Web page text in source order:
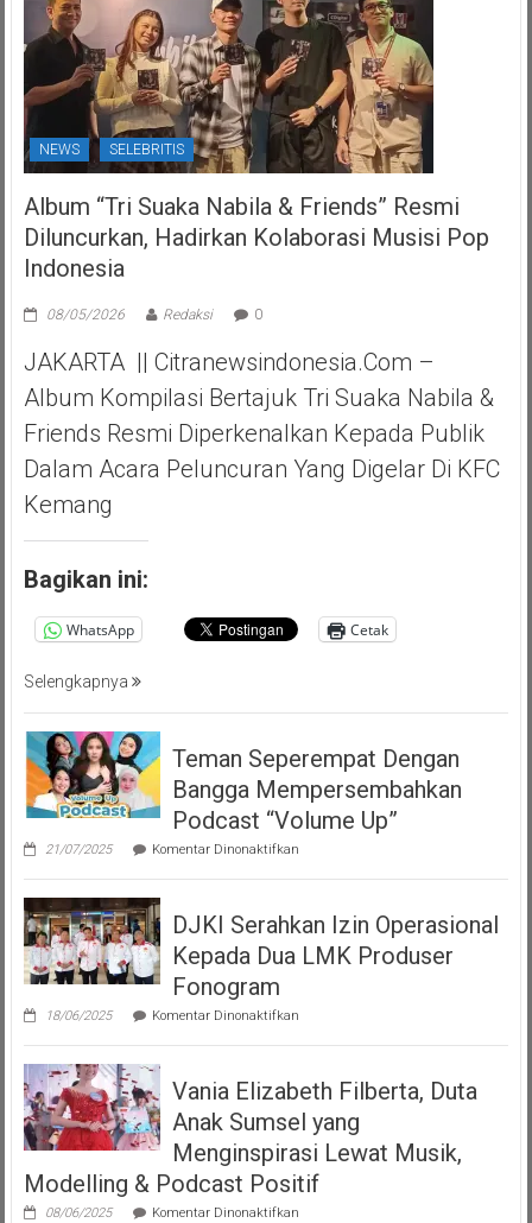
NEWS SELEBRITIS
Album “Tri Suaka Nabila & Friends” Resmi
Diluncurkan, Hadirkan Kolaborasi Musisi Pop
Indonesia
08/05/2026 Redaksi 0
JAKARTA || Citranewsindonesia.com –
Album Kompilasi Bertajuk Tri Suaka Nabila &
Friends Resmi Diperkenalkan Kepada Publik
Dalam Acara Peluncuran Yang Digelar Di KFC
Kemang
Bagikan ini:
WhatsApp Cetak
Selengkapnya
Teman Seperempat Dengan
Bangga Mempersembahkan
Podcast “Volume Up”
21/07/2025 Komentar Dinonaktifkanpada
Seperempat
Bangga
Mempersembahkan
Podcast
DJKI Serahkan Izin Operasional
Kepada Dua LMK Produser
Fonogram
18/06/2025 Komentar Dinonaktifkanpada
Serahkan
Operasional
Dua
LMK
Produser
Fonogram
Vania Elizabeth Filberta, Duta
Anak Sumsel yang
Menginspirasi Lewat Musik,
Modelling & Podcast Positif
08/06/2025 Komentar Dinonaktifkanpada